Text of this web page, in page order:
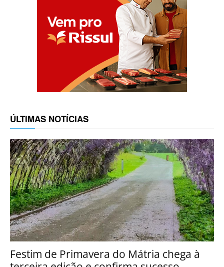
ÚLTIMAS NOTÍCIAS
Festim de Primavera do Mátria chega à